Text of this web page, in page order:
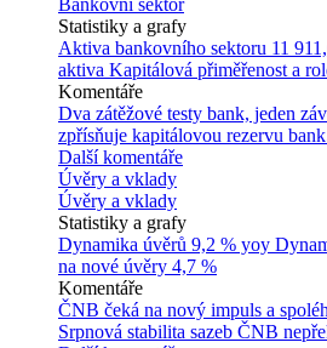
Bankovní sektor
Statistiky a grafy
Aktiva bankovního sektoru 11
aktiva Kapitálová přiměřenost a
Komentáře
Dva zátěžové testy bank, jeden
zpřísňuje kapitálovou rezervu
Další komentáře
Úvěry a vklady
Úvěry a vklady
Statistiky a grafy
Dynamika úvěrů 9,2 % yoy
na nové úvěry 4,7 %
Komentáře
ČNB čeká na nový impuls a
Srpnová stabilita sazeb ČNB